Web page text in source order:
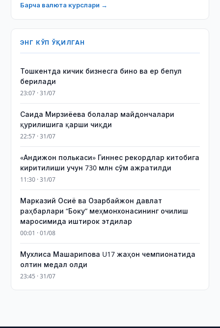
Барча валюта курслари →
ЭНГ КЎП ЎҚИЛГАН
Тошкентда кичик бизнесга бино ва ер бепул
берилади
23:07 · 31/07
Саида Мирзиёева болалар майдончалари
қурилишига қарши чиқди
22:57 · 31/07
«Андижон полькаси» Гиннес рекордлар китобига
киритилиши учун 730 млн сўм ажратилди
11:30 · 31/07
Марказий Осиё ва Озарбайжон давлат
раҳбарлари “Боку” меҳмонхонасининг очилиш
маросимида иштирок этдилар
00:01 · 01/08
Мухлиса Машарипова U17 жаҳон чемпионатида
олтин медал олди
23:45 · 31/07